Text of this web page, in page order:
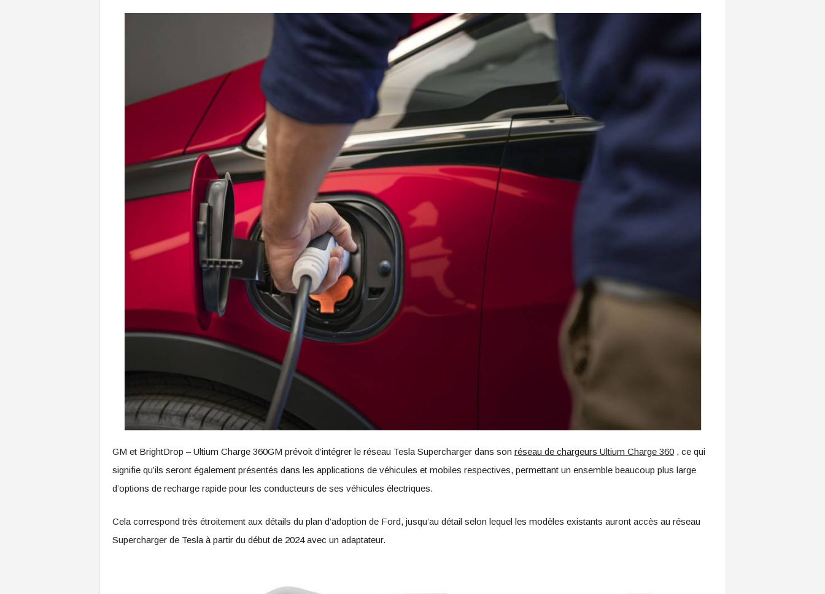
GM et BrightDrop – Ultium Charge 360GM prévoit d’intégrer le réseau Tesla Supercharger dans son réseau de chargeurs Ultium Charge 360, ce qui
signifie qu’ils seront également présentés dans les applications de véhicules et mobiles respectives, permettant un ensemble beaucoup plus large
d’options de recharge rapide pour les conducteurs de ses véhicules électriques.
Cela correspond très étroitement aux détails du plan d’adoption de Ford, jusqu’au détail selon lequel les modèles existants auront accès au réseau
Supercharger de Tesla à partir du début de 2024 avec un adaptateur.